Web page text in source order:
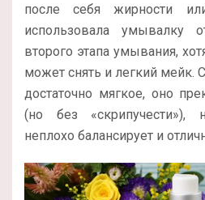
после себя жирности
использовала умывалку
второго этапа умывания,
может снять и легкий мейк.
достаточно мягкое, оно
(но без «скрипучести»),
неплохо балансирует и